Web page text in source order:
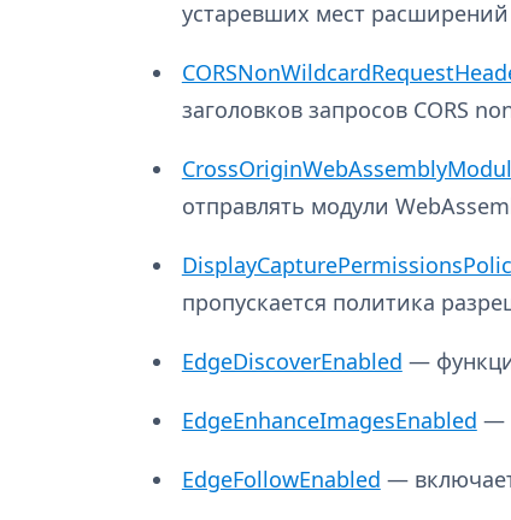
устаревших мест расширений
заголовков запросов CORS
отправлять модули
пропускается политика
EdgeDiscoverEnabled —
EdgeEnhanceImagesEnabled —
EdgeFollowEnabled —